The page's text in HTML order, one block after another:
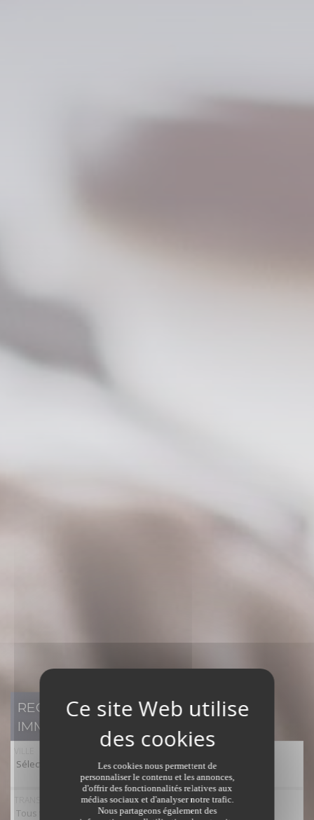
RECHERCHER UN BIEN
IMMOBILIER
Sélectionner toutes les villes
Tous types de transaction
Les cookies nous permettent de
personnaliser le contenu et les annonces,
d'offrir des fonctionnalités relatives aux
médias sociaux et d'analyser notre trafic.
Nous partageons également des